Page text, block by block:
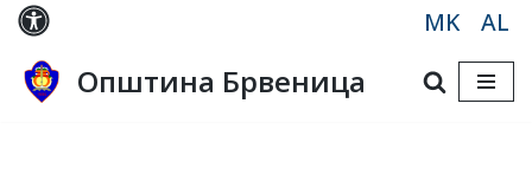
Skip
to
MK AL
Општина Брвеница